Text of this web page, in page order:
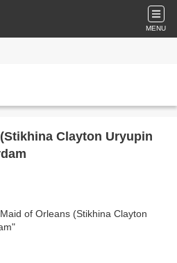
MENU
Clayton Uryupin